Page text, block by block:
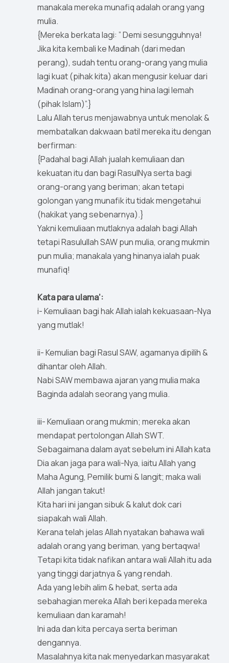
manakala mereka munafiq adalah orang yang
mulia.
{Mereka berkata lagi: ” Demi sesungguhnya!
Jika kita kembali ke Madinah (dari medan
perang), sudah tentu orang-orang yang mulia
lagi kuat (pihak kita) akan mengusir keluar dari
Madinah orang-orang yang hina lagi lemah
(pihak Islam)”.}
Lalu Allah terus menjawabnya untuk menolak &
membatalkan dakwaan batil mereka itu dengan
berfirman:
{Padahal bagi Allah jualah kemuliaan dan
kekuatan itu dan bagi RasulNya serta bagi
orang-orang yang beriman; akan tetapi
golongan yang munafik itu tidak mengetahui
(hakikat yang sebenarnya).}
Yakni kemuliaan mutlaknya adalah bagi Allah
tetapi Rasulullah SAW pun mulia, orang mukmin
pun mulia; manakala yang hinanya ialah puak
munafiq!
Kata para ulama’:
i- Kemuliaan bagi hak Allah ialah kekuasaan-Nya
yang mutlak!
ii- Kemulian bagi Rasul SAW, agamanya dipilih &
dihantar oleh Allah.
Nabi SAW membawa ajaran yang mulia maka
Baginda adalah seorang yang mulia.
iii- Kemuliaan orang mukmin; mereka akan
mendapat pertolongan Allah SWT.
Sebagaimana dalam ayat sebelum ini Allah kata
Dia akan jaga para wali-Nya, iaitu Allah yang
Maha Agung, Pemilik bumi & langit; maka wali
Allah jangan takut!
Kita hari ini jangan sibuk & kalut dok cari
siapakah wali Allah.
Kerana telah jelas Allah nyatakan bahawa wali
adalah orang yang beriman, yang bertaqwa!
Tetapi kita tidak nafikan antara wali Allah itu ada
yang tinggi darjatnya & yang rendah.
Ada yang lebih alim & hebat, serta ada
sebahagian mereka Allah beri kepada mereka
kemuliaan dan karamah!
Ini ada dan kita percaya serta beriman
dengannya.
Masalahnya kita nak menyedarkan masyarakat